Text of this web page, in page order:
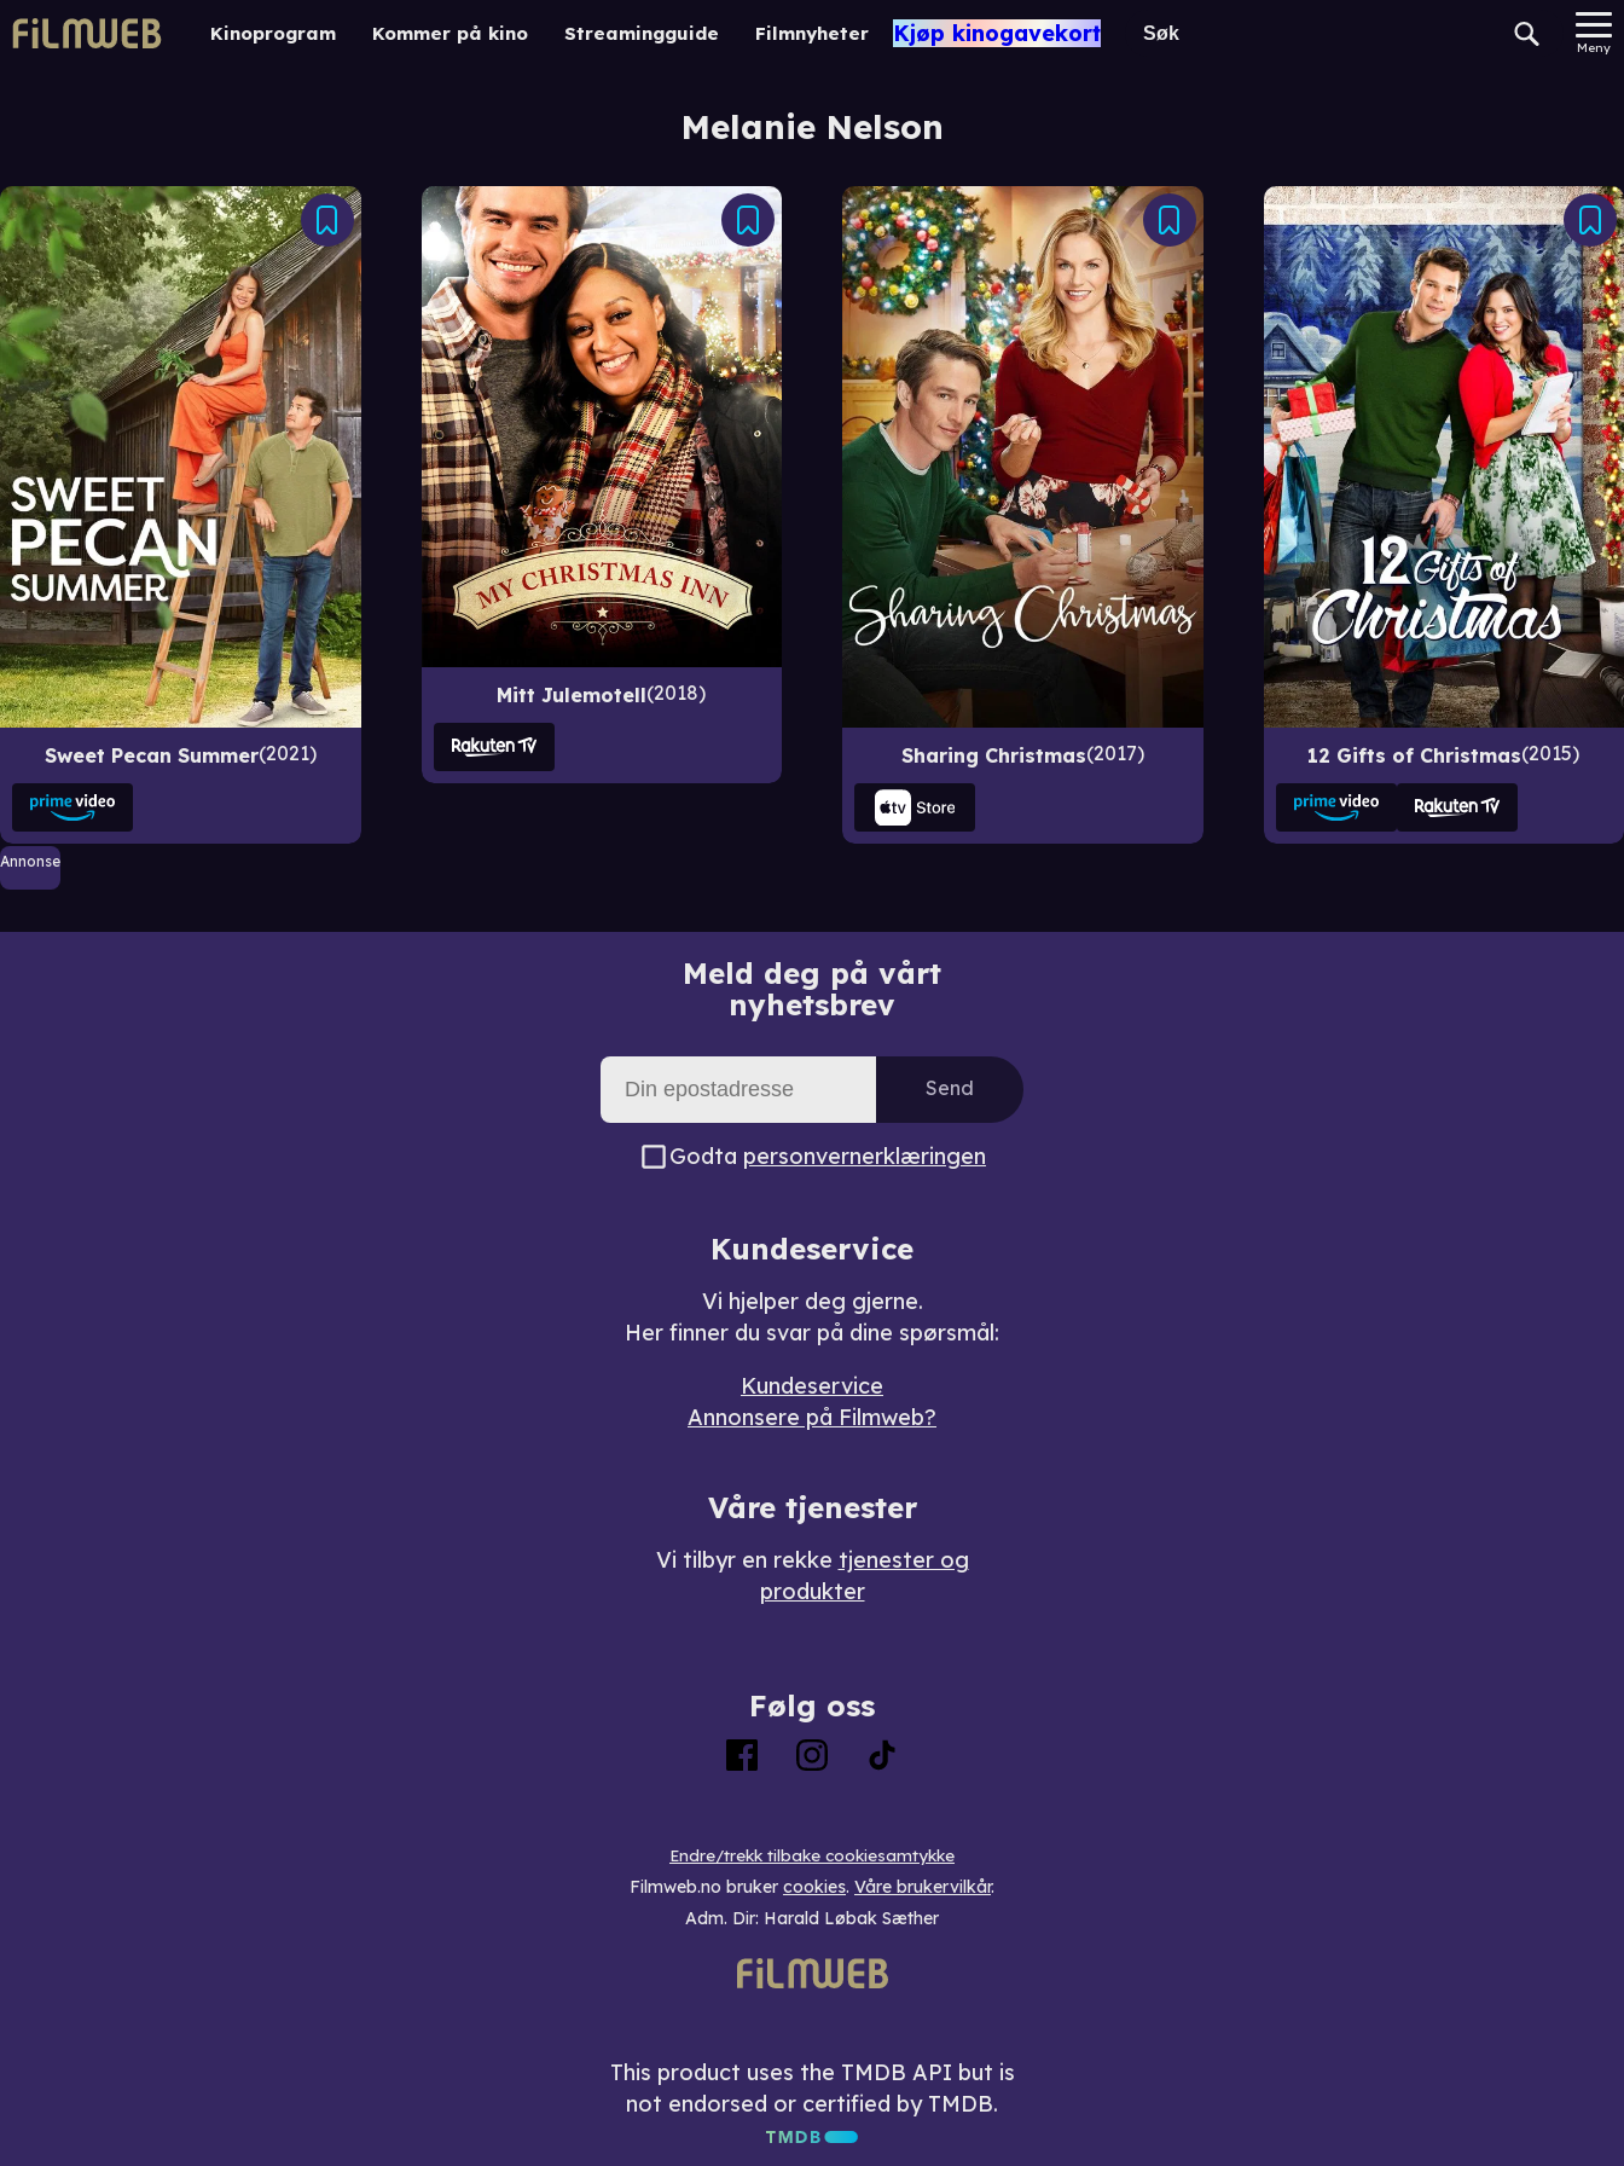
Kinoprogram Kommer på kino Streamingguide Filmnyheter Kjøp kinogavekort
Meny
Melanie Nelson
Sweet Pecan Summer 2021
Mitt Julemotell 2018
Sharing Christmas 2017 12 Gifts of Christmas 2015
Annonse
Meld deg på vårt
nyhetsbrev
Send
Godta personvernerklæringen
Kundeservice
Vi hjelper deg gjerne.
Her finner du svar på dine spørsmål:
Kundeservice
Annonsere på Filmweb?
Våre tjenester
Vi tilbyr en rekke tjenester og
produkter
Følg oss
Endre/trekk tilbake cookiesamtykke
Filmweb.no bruker cookies. Våre brukervilkår.
Adm. Dir: Harald Løbak Sæther
This product uses the TMDB API but is
not endorsed or certified by TMDB.